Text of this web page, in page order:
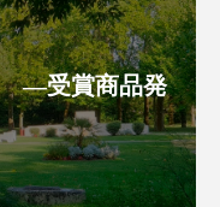
シャネル
スカルプケア
ス スパ
―受賞商品発